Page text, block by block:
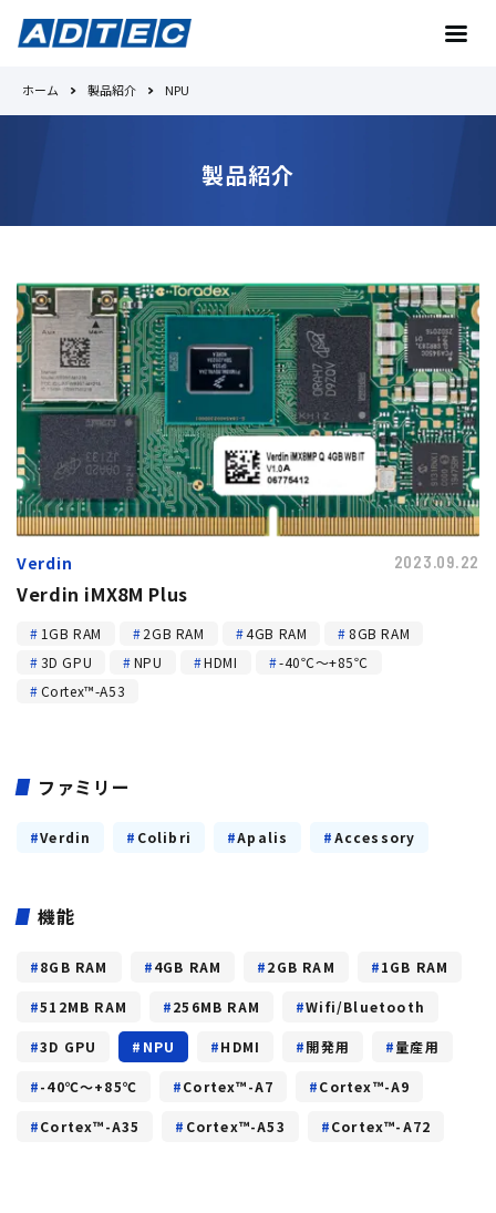
Toradexとは
No.1の理由
製品紹介
事例紹介
トピックス
お問い合わせ
ホーム 製品紹介 NPU
製品紹介
Verdin 2023.09.22
Verdin iMX8M Plus
1GB RAM 2GB RAM 4GB RAM
8GB RAM
3D GPU
NPU HDMI
-40℃～+85℃
Cortex™-A53
ファミリー
Verdin Colibri Apalis Accessory
機能
8GB RAM 4GB RAM 2GB RAM
1GB RAM
512MB RAM
256MB RAM
Wifi/Bluetooth
3D GPU
NPU HDMI 開発用
量産用
-40℃～+85℃
Cortex™-A7
Cortex™-A9
Cortex™-A35
Cortex™-A53 Cortex™-A72